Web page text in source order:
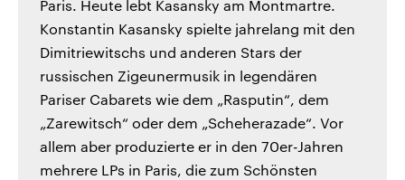
Paris. Heute lebt Kasansky am Montmartre.
Konstantin Kasansky spielte jahrelang mit den
Dimitriewitschs und anderen Stars der
russischen Zigeunermusik in legendären
Pariser Cabarets wie dem „Rasputin“, dem
„Zarewitsch“ oder dem „Scheherazade“. Vor
allem aber produzierte er in den 70er-Jahren
mehrere LPs in Paris, die zum Schönsten